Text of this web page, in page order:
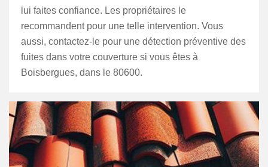
lui faites confiance. Les propriétaires le
recommandent pour une telle intervention. Vous
aussi, contactez-le pour une détection préventive des
fuites dans votre couverture si vous êtes à
Boisbergues, dans le 80600.